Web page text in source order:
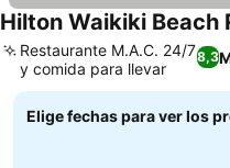
Hilton Waikiki Beach
8,3
Restaurante M.A.C. 24/7
y comida para llevar
Elige fechas para ver los